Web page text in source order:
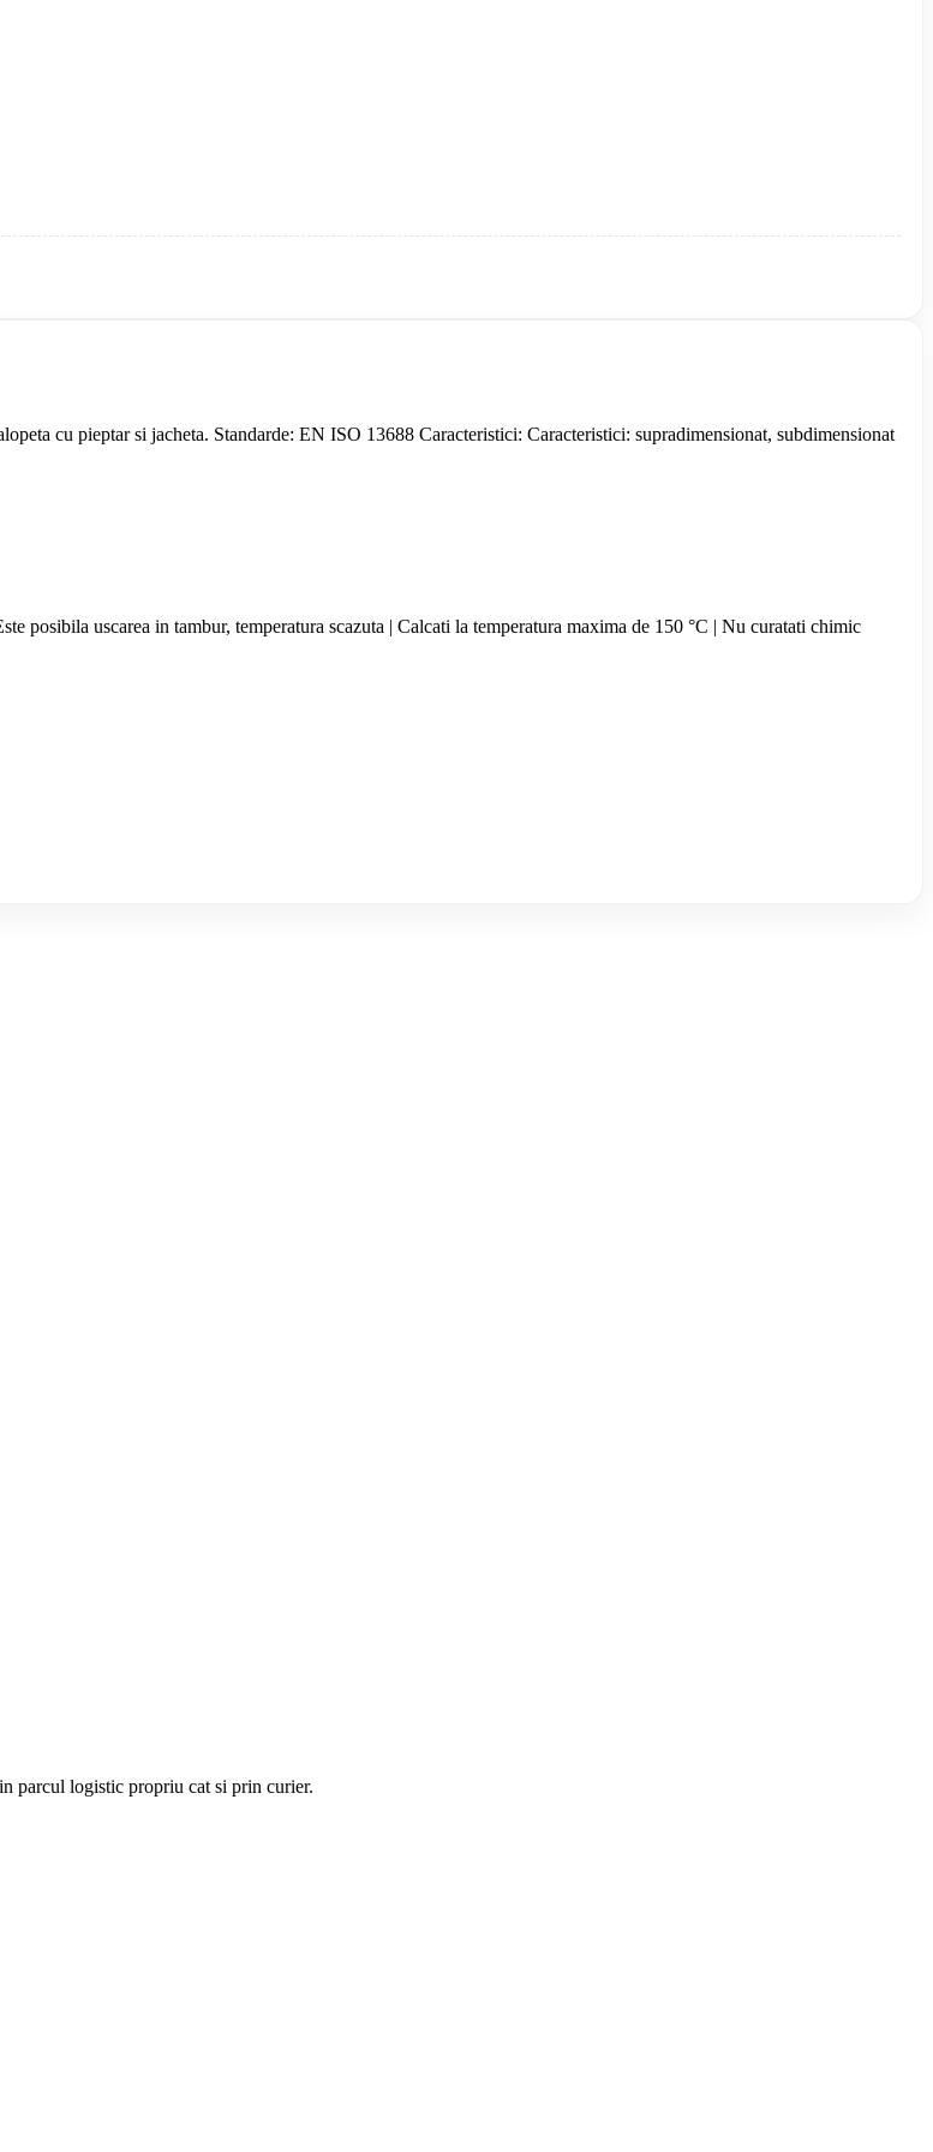
cu pieptar si jacheta. Standarde: EN ISO 13688 Caracteristici: Caracteristici: supradimensionat, subdimensionat
posibila uscarea in tambur, temperatura scazuta | Calcati la temperatura maxima de 150 °C | Nu curatati chimic
parcul logistic propriu cat si prin curier.